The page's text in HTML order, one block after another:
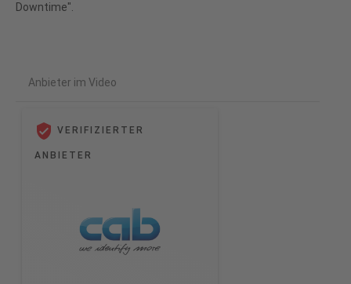
Downtime".
Anbieter im Video
VERIFIZIERTER
ANBIETER